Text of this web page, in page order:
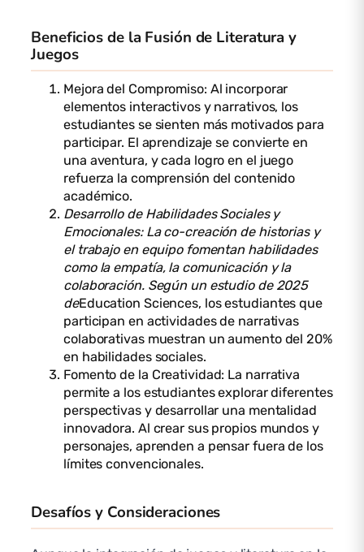
Beneficios de la Fusión de Literatura y
Juegos
Mejora del Compromiso: Al incorporar
elementos interactivos y narrativos, los
estudiantes se sienten más motivados para
participar. El aprendizaje se convierte en
una aventura, y cada logro en el juego
refuerza la comprensión del contenido
académico.
Desarrollo de Habilidades Sociales y
Emocionales: La co-creación de historias y
el trabajo en equipo fomentan habilidades
como la empatía, la comunicación y la
colaboración. Según un estudio de 2025
deEducation Sciences, los estudiantes que
participan en actividades de narrativas
colaborativas muestran un aumento del 20%
en habilidades sociales.
Fomento de la Creatividad: La narrativa
permite a los estudiantes explorar diferentes
perspectivas y desarrollar una mentalidad
innovadora. Al crear sus propios mundos y
personajes, aprenden a pensar fuera de los
límites convencionales.
Desafíos y Consideraciones